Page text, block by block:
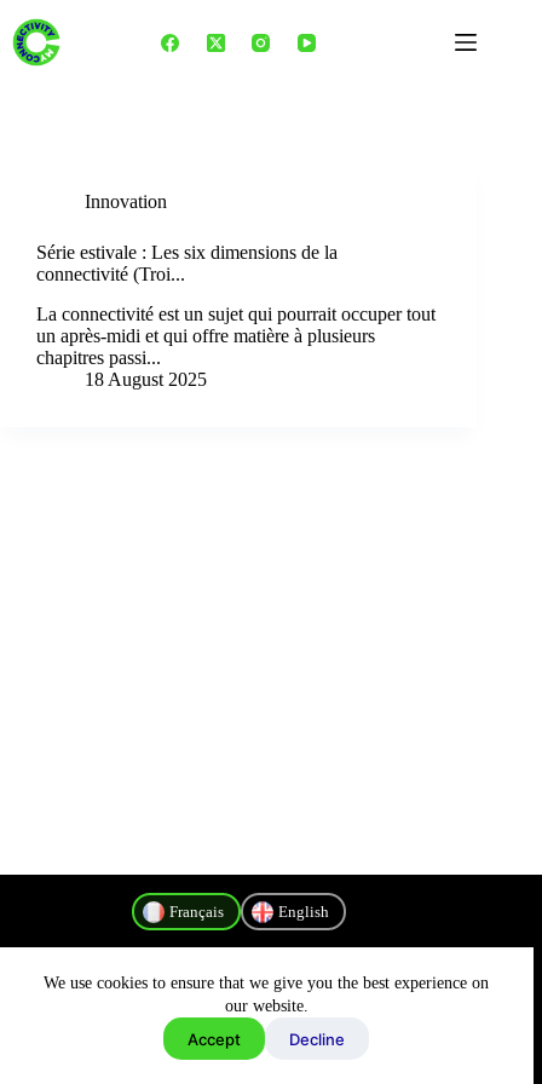
content
We use cookies to ensure that we give you the best experience on
our website.
Accept Decline
Innovation
Série estivale : Les six dimensions de la
connectivité (Troi...
La connectivité est un sujet qui pourrait occuper tout
un après-midi et qui offre matière à plusieurs
chapitres passi...
18 August 2025
Français English
Politique de confidentialité
Copyright © 2026 - MyConnectivity